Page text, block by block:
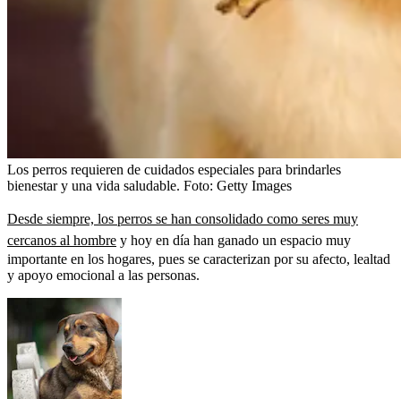
Los perros requieren de cuidados especiales para brindarles
bienestar y una vida saludable. Foto: Getty Images
Desde siempre, los perros se han consolidado como seres muy
cercanos al hombre y hoy en día han ganado un espacio muy
importante en los hogares, pues se caracterizan por su afecto, lealtad
y apoyo emocional a las personas.